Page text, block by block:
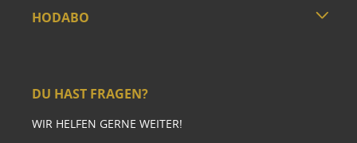
HODABO
DU HAST FRAGEN?
WIR HELFEN GERNE WEITER!